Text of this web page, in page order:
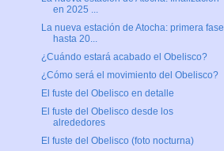
en 2025 ...
La nueva estación de Atocha: primera fase
hasta 20...
¿Cuándo estará acabado el Obelisco?
¿Cómo será el movimiento del Obelisco?
El fuste del Obelisco en detalle
El fuste del Obelisco desde los
alrededores
El fuste del Obelisco (foto nocturna)